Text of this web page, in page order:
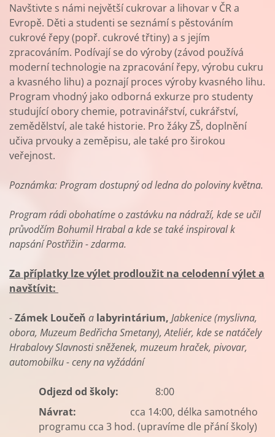
Navštivte s námi největší cukrovar a lihovar v ČR a
Evropě. Děti a studenti se seznámí s pěstováním
cukrové řepy (popř. cukrové třtiny) a s jejím
zpracováním. Podívají se do výroby (závod používá
moderní technologie na zpracování řepy, výrobu cukru
a kvasného lihu) a poznají proces výroby kvasného lihu.
Program vhodný jako odborná exkurze pro studenty
studující obory chemie, potravinářství, cukrářství,
zemědělství, ale také historie. Pro žáky ZŠ, doplnění
učiva prvouky a zeměpisu, ale také pro širokou
veřejnost.
Poznámka:Program dostupný od ledna do poloviny května.
Program rádi obohatíme o zastávku na nádraží, kde se učil
průvodčím Bohumil Hrabal a kde se také inspiroval k
napsání Postřižin - zdarma.
Za příplatky lze výlet prodloužit na celodenní výlet a
navštívit:
-Zámek Loučeň a labyrintárium, Jabkenice (myslivna,
obora, Muzeum Bedřicha Smetany), Ateliér, kde se natáčely
Hrabalovy Slavnosti sněženek, muzeum hraček, pivovar,
automobilku -ceny na vyžádání
Odjezd od školy:
8:00
Návrat:
cca 14:00, délka samotného
programu cca 3 hod. (upravíme dle přání školy)